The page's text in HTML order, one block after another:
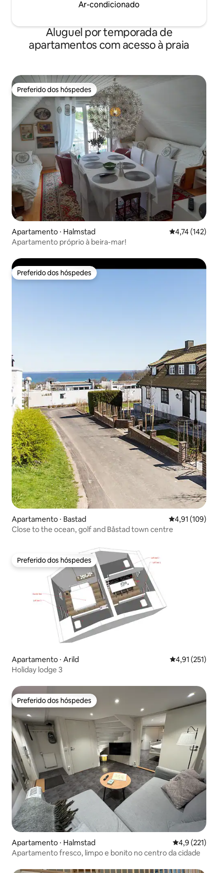
Ar-condicionado
Aluguel por temporada de
apartamentos com acesso à praia
Preferido dos hóspedes
Preferido dos hóspedes
Apartamento ⋅ Halmstad 4,74 de uma
4,74 (142)
Apartamento próprio à beira-mar!
Preferido dos hóspedes
Preferido dos hóspedes
Apartamento ⋅ Bastad 4,91 de uma
4,91 (109)
Close to the ocean, golf and Båstad town centre
Preferido dos hóspedes
Preferido dos hóspedes
Apartamento ⋅ Arild 4,91 de uma
4,91 (251)
Holiday lodge 3
Preferido dos hóspedes
Preferido dos hóspedes
Apartamento ⋅ Halmstad 4,9 de uma
4,9 (221)
Apartamento fresco, limpo e bonito no centro da cidade